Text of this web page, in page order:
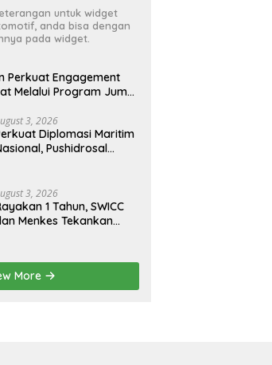
untuk widget
anda bisa dengan
pada widget.
Perkuat Engagement
Melalui Program Jumat
3, 2026
Diplomasi Maritim
Pushidrosal
3, 2026
1 Tahun, SWICC
Menkes Tekankan
Optimal
More